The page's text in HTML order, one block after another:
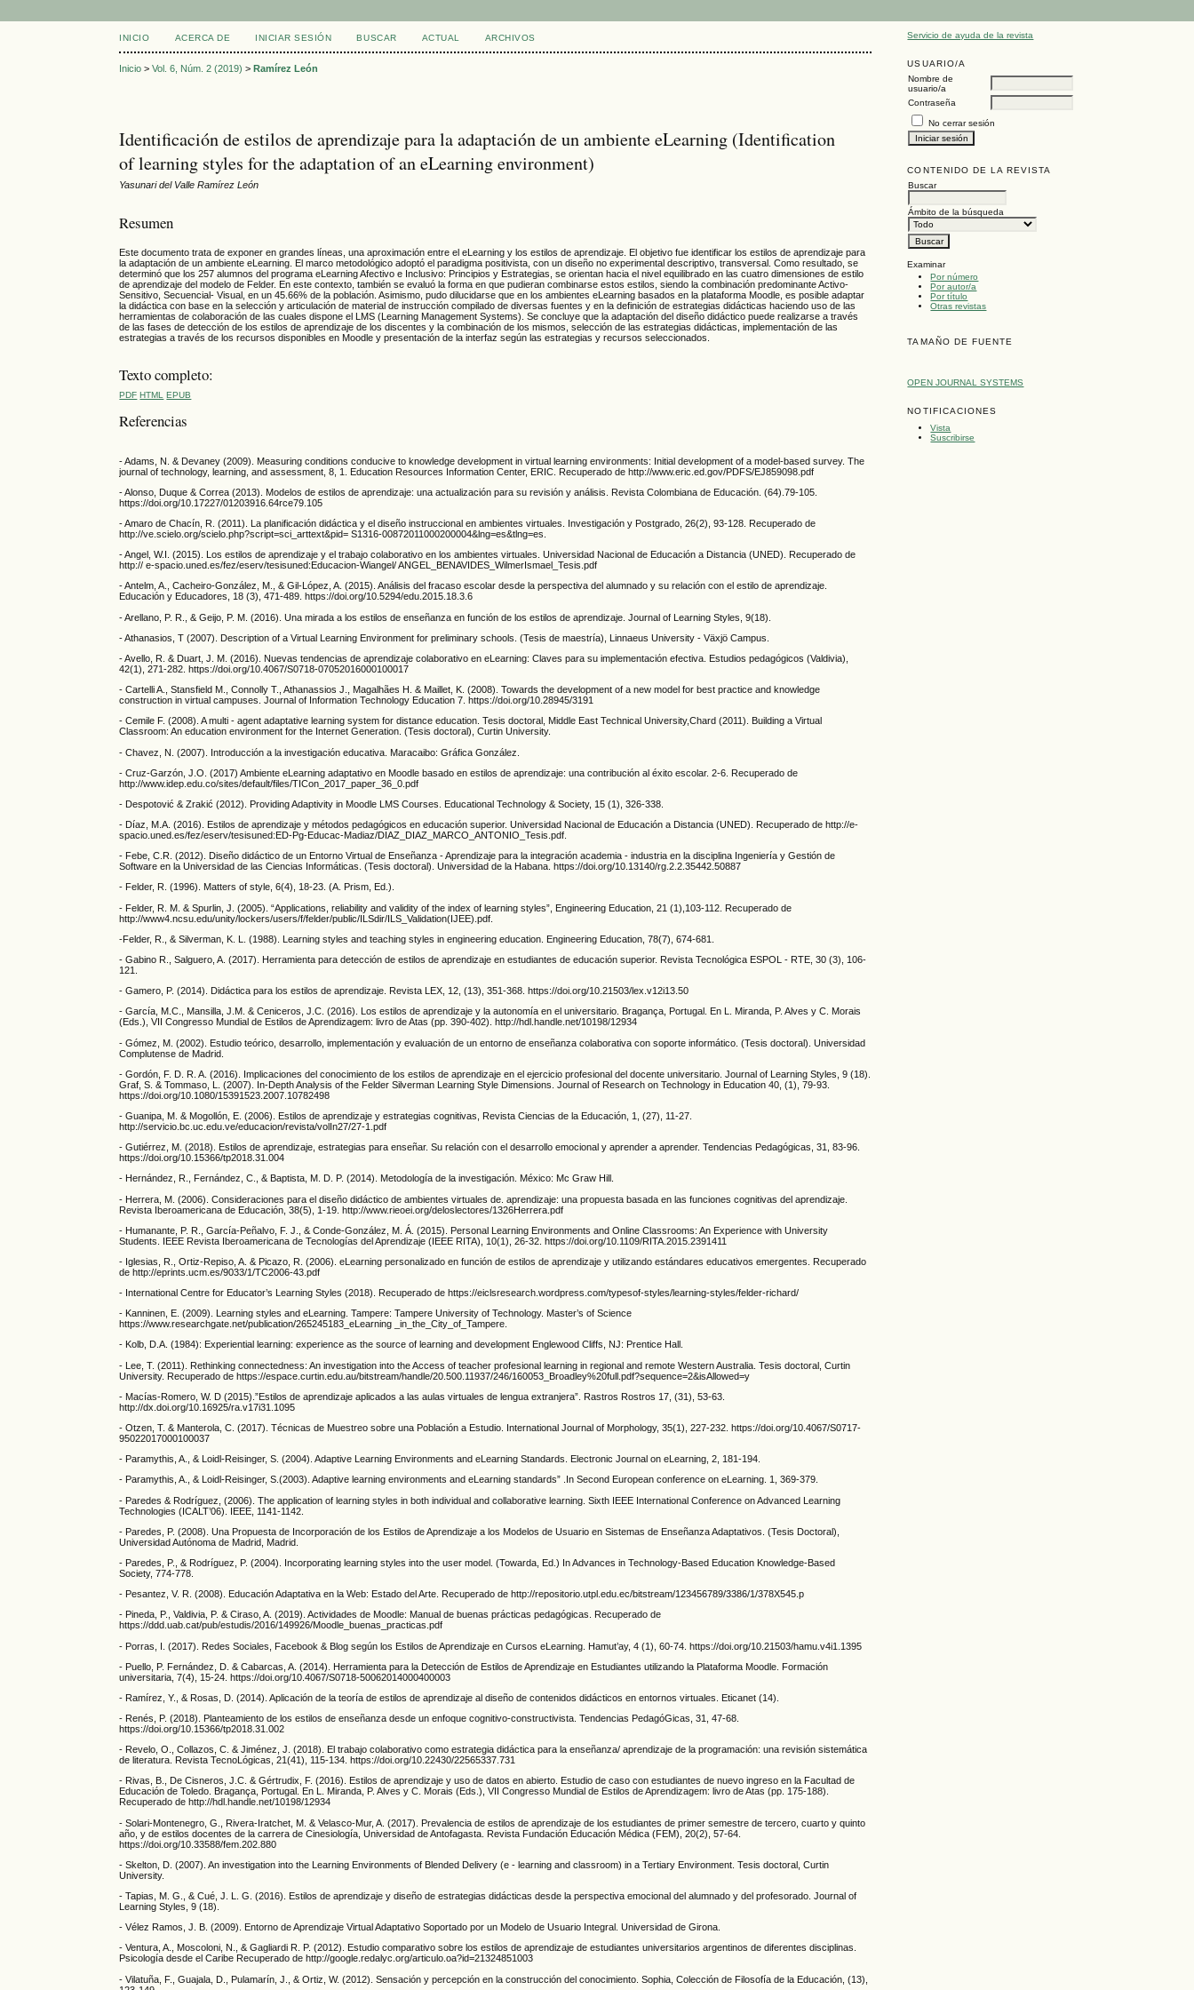
Servicio de ayuda de la revista
USUARIO/A
Nombre de
usuario/a
Contraseña
No cerrar sesión
CONTENIDO DE LA REVISTA
Buscar
Ámbito de la búsqueda
Examinar
Por número
Por autor/a
Por título
Otras revistas
TAMAÑO DE FUENTE
OPEN JOURNAL SYSTEMS
NOTIFICACIONES
Vista
Suscribirse
INICIO ACERCA DE INICIAR SESIÓN BUSCAR ACTUAL ARCHIVOS
Inicio >Vol. 6, Núm. 2 (2019) >Ramírez León
Identificación de estilos de aprendizaje para la adaptación de un ambiente eLearning (Identification
of learning styles for the adaptation of an eLearning environment)
Yasunari del Valle Ramírez León
Resumen
Este documento trata de exponer en grandes líneas, una aproximación entre el eLearning y los estilos de aprendizaje. El objetivo fue identificar los estilos de aprendizaje para
la adaptación de un ambiente eLearning. El marco metodológico adoptó el paradigma positivista, con un diseño no experimental descriptivo, transversal. Como resultado, se
determinó que los 257 alumnos del programa eLearning Afectivo e Inclusivo: Principios y Estrategias, se orientan hacia el nivel equilibrado en las cuatro dimensiones de estilo
de aprendizaje del modelo de Felder. En este contexto, también se evaluó la forma en que pudieran combinarse estos estilos, siendo la combinación predominante Activo-
Sensitivo, Secuencial- Visual, en un 45.66% de la población. Asimismo, pudo dilucidarse que en los ambientes eLearning basados en la plataforma Moodle, es posible adaptar
la didáctica con base en la selección y articulación de material de instrucción compilado de diversas fuentes y en la definición de estrategias didácticas haciendo uso de las
herramientas de colaboración de las cuales dispone el LMS (Learning Management Systems). Se concluye que la adaptación del diseño didáctico puede realizarse a través
de las fases de detección de los estilos de aprendizaje de los discentes y la combinación de los mismos, selección de las estrategias didácticas, implementación de las
estrategias a través de los recursos disponibles en Moodle y presentación de la interfaz según las estrategias y recursos seleccionados.
Texto completo:
PDF HTML EPUB
Referencias
- Adams, N. & Devaney (2009). Measuring conditions conducive to knowledge development in virtual learning environments: Initial development of a model-based survey. The
journal of technology, learning, and assessment, 8, 1. Education Resources Information Center, ERIC. Recuperado de http://www.eric.ed.gov/PDFS/EJ859098.pdf
- Alonso, Duque & Correa (2013). Modelos de estilos de aprendizaje: una actualización para su revisión y análisis. Revista Colombiana de Educación. (64).79-105.
https://doi.org/10.17227/01203916.64rce79.105
- Amaro de Chacín, R. (2011). La planificación didáctica y el diseño instruccional en ambientes virtuales. Investigación y Postgrado, 26(2), 93-128. Recuperado de
http://ve.scielo.org/scielo.php?script=sci_arttext&pid= S1316-00872011000200004&lng=es&tlng=es.
- Angel, W.I. (2015). Los estilos de aprendizaje y el trabajo colaborativo en los ambientes virtuales. Universidad Nacional de Educación a Distancia (UNED). Recuperado de
http:// e-spacio.uned.es/fez/eserv/tesisuned:Educacion-Wiangel/ ANGEL_BENAVIDES_WilmerIsmael_Tesis.pdf
- Antelm, A., Cacheiro-González, M., & Gil-López, A. (2015). Análisis del fracaso escolar desde la perspectiva del alumnado y su relación con el estilo de aprendizaje.
Educación y Educadores, 18 (3), 471-489. https://doi.org/10.5294/edu.2015.18.3.6
- Arellano, P. R., & Geijo, P. M. (2016). Una mirada a los estilos de enseñanza en función de los estilos de aprendizaje. Journal of Learning Styles, 9(18).
- Athanasios, T (2007). Description of a Virtual Learning Environment for preliminary schools. (Tesis de maestría), Linnaeus University - Växjö Campus.
- Avello, R. & Duart, J. M. (2016). Nuevas tendencias de aprendizaje colaborativo en eLearning: Claves para su implementación efectiva. Estudios pedagógicos (Valdivia),
42(1), 271-282. https://doi.org/10.4067/S0718-07052016000100017
- Cartelli A., Stansfield M., Connolly T., Athanassios J., Magalhães H. & Maillet, K. (2008). Towards the development of a new model for best practice and knowledge
construction in virtual campuses. Journal of Information Technology Education 7. https://doi.org/10.28945/3191
- Cemile F. (2008). A multi - agent adaptative learning system for distance education. Tesis doctoral, Middle East Technical University,Chard (2011). Building a Virtual
Classroom: An education environment for the Internet Generation. (Tesis doctoral), Curtin University.
- Chavez, N. (2007). Introducción a la investigación educativa. Maracaibo: Gráfica González.
- Cruz-Garzón, J.O. (2017) Ambiente eLearning adaptativo en Moodle basado en estilos de aprendizaje: una contribución al éxito escolar. 2-6. Recuperado de
http://www.idep.edu.co/sites/default/files/TICon_2017_paper_36_0.pdf
- Despotović & Zrakić (2012). Providing Adaptivity in Moodle LMS Courses. Educational Technology & Society, 15 (1), 326-338.
- Díaz, M.A. (2016). Estilos de aprendizaje y métodos pedagógicos en educación superior. Universidad Nacional de Educación a Distancia (UNED). Recuperado de http://e-
spacio.uned.es/fez/eserv/tesisuned:ED-Pg-Educac-Madiaz/DIAZ_DIAZ_MARCO_ANTONIO_Tesis.pdf.
- Febe, C.R. (2012). Diseño didáctico de un Entorno Virtual de Enseñanza - Aprendizaje para la integración academia - industria en la disciplina Ingeniería y Gestión de
Software en la Universidad de las Ciencias Informáticas. (Tesis doctoral). Universidad de la Habana. https://doi.org/10.13140/rg.2.2.35442.50887
- Felder, R. (1996). Matters of style, 6(4), 18-23. (A. Prism, Ed.).
- Felder, R. M. & Spurlin, J. (2005). “Applications, reliability and validity of the index of learning styles”, Engineering Education, 21 (1),103-112. Recuperado de
http://www4.ncsu.edu/unity/lockers/users/f/felder/public/ILSdir/ILS_Validation(IJEE).pdf.
-Felder, R., & Silverman, K. L. (1988). Learning styles and teaching styles in engineering education. Engineering Education, 78(7), 674-681.
- Gabino R., Salguero, A. (2017). Herramienta para detección de estilos de aprendizaje en estudiantes de educación superior. Revista Tecnológica ESPOL - RTE, 30 (3), 106-
121.
- Gamero, P. (2014). Didáctica para los estilos de aprendizaje. Revista LEX, 12, (13), 351-368. https://doi.org/10.21503/lex.v12i13.50
- García, M.C., Mansilla, J.M. & Ceniceros, J.C. (2016). Los estilos de aprendizaje y la autonomía en el universitario. Bragança, Portugal. En L. Miranda, P. Alves y C. Morais
(Eds.), VII Congresso Mundial de Estilos de Aprendizagem: livro de Atas (pp. 390-402). http://hdl.handle.net/10198/12934
- Gómez, M. (2002). Estudio teórico, desarrollo, implementación y evaluación de un entorno de enseñanza colaborativa con soporte informático. (Tesis doctoral). Universidad
Complutense de Madrid.
- Gordón, F. D. R. A. (2016). Implicaciones del conocimiento de los estilos de aprendizaje en el ejercicio profesional del docente universitario. Journal of Learning Styles, 9 (18).
Graf, S. & Tommaso, L. (2007). In-Depth Analysis of the Felder Silverman Learning Style Dimensions. Journal of Research on Technology in Education 40, (1), 79-93.
https://doi.org/10.1080/15391523.2007.10782498
- Guanipa, M. & Mogollón, E. (2006). Estilos de aprendizaje y estrategias cognitivas, Revista Ciencias de la Educación, 1, (27), 11-27.
http://servicio.bc.uc.edu.ve/educacion/revista/volIn27/27-1.pdf
- Gutiérrez, M. (2018). Estilos de aprendizaje, estrategias para enseñar. Su relación con el desarrollo emocional y aprender a aprender. Tendencias Pedagógicas, 31, 83-96.
https://doi.org/10.15366/tp2018.31.004
- Hernández, R., Fernández, C., & Baptista, M. D. P. (2014). Metodología de la investigación. México: Mc Graw Hill.
- Herrera, M. (2006). Consideraciones para el diseño didáctico de ambientes virtuales de. aprendizaje: una propuesta basada en las funciones cognitivas del aprendizaje.
Revista Iberoamericana de Educación, 38(5), 1-19. http://www.rieoei.org/deloslectores/1326Herrera.pdf
- Humanante, P. R., García-Peñalvo, F. J., & Conde-González, M. Á. (2015). Personal Learning Environments and Online Classrooms: An Experience with University
Students. IEEE Revista Iberoamericana de Tecnologías del Aprendizaje (IEEE RITA), 10(1), 26-32. https://doi.org/10.1109/RITA.2015.2391411
- Iglesias, R., Ortiz-Repiso, A. & Picazo, R. (2006). eLearning personalizado en función de estilos de aprendizaje y utilizando estándares educativos emergentes. Recuperado
de http://eprints.ucm.es/9033/1/TC2006-43.pdf
- International Centre for Educator’s Learning Styles (2018). Recuperado de https://eiclsresearch.wordpress.com/typesof-styles/learning-styles/felder-richard/
- Kanninen, E. (2009). Learning styles and eLearning. Tampere: Tampere University of Technology. Master’s of Science
https://www.researchgate.net/publication/265245183_eLearning _in_the_City_of_Tampere.
- Kolb, D.A. (1984): Experiential learning: experience as the source of learning and development Englewood Cliffs, NJ: Prentice Hall.
- Lee, T. (2011). Rethinking connectedness: An investigation into the Access of teacher profesional learning in regional and remote Western Australia. Tesis doctoral, Curtin
University. Recuperado de https://espace.curtin.edu.au/bitstream/handle/20.500.11937/246/160053_Broadley%20full.pdf?sequence=2&isAllowed=y
- Macías-Romero, W. D (2015).”Estilos de aprendizaje aplicados a las aulas virtuales de lengua extranjera”. Rastros Rostros 17, (31), 53-63.
http://dx.doi.org/10.16925/ra.v17i31.1095
- Otzen, T. & Manterola, C. (2017). Técnicas de Muestreo sobre una Población a Estudio. International Journal of Morphology, 35(1), 227-232. https://doi.org/10.4067/S0717-
95022017000100037
- Paramythis, A., & Loidl-Reisinger, S. (2004). Adaptive Learning Environments and eLearning Standards. Electronic Journal on eLearning, 2, 181-194.
- Paramythis, A., & Loidl-Reisinger, S.(2003). Adaptive learning environments and eLearning standards” .In Second European conference on eLearning. 1, 369-379.
- Paredes & Rodríguez, (2006). The application of learning styles in both individual and collaborative learning. Sixth IEEE International Conference on Advanced Learning
Technologies (ICALT’06). IEEE, 1141-1142.
- Paredes, P. (2008). Una Propuesta de Incorporación de los Estilos de Aprendizaje a los Modelos de Usuario en Sistemas de Enseñanza Adaptativos. (Tesis Doctoral),
Universidad Autónoma de Madrid, Madrid.
- Paredes, P., & Rodríguez, P. (2004). Incorporating learning styles into the user model. (Towarda, Ed.) In Advances in Technology-Based Education Knowledge-Based
Society, 774-778.
- Pesantez, V. R. (2008). Educación Adaptativa en la Web: Estado del Arte. Recuperado de http://repositorio.utpl.edu.ec/bitstream/123456789/3386/1/378X545.p
- Pineda, P., Valdivia, P. & Ciraso, A. (2019). Actividades de Moodle: Manual de buenas prácticas pedagógicas. Recuperado de
https://ddd.uab.cat/pub/estudis/2016/149926/Moodle_buenas_practicas.pdf
- Porras, I. (2017). Redes Sociales, Facebook & Blog según los Estilos de Aprendizaje en Cursos eLearning. Hamut’ay, 4 (1), 60-74. https://doi.org/10.21503/hamu.v4i1.1395
- Puello, P. Fernández, D. & Cabarcas, A. (2014). Herramienta para la Detección de Estilos de Aprendizaje en Estudiantes utilizando la Plataforma Moodle. Formación
universitaria, 7(4), 15-24. https://doi.org/10.4067/S0718-50062014000400003
- Ramírez, Y., & Rosas, D. (2014). Aplicación de la teoría de estilos de aprendizaje al diseño de contenidos didácticos en entornos virtuales. Eticanet (14).
- Renés, P. (2018). Planteamiento de los estilos de enseñanza desde un enfoque cognitivo-constructivista. Tendencias PedagóGicas, 31, 47-68.
https://doi.org/10.15366/tp2018.31.002
- Revelo, O., Collazos, C. & Jiménez, J. (2018). El trabajo colaborativo como estrategia didáctica para la enseñanza/ aprendizaje de la programación: una revisión sistemática
de literatura. Revista TecnoLógicas, 21(41), 115-134. https://doi.org/10.22430/22565337.731
- Rivas, B., De Cisneros, J.C. & Gértrudix, F. (2016). Estilos de aprendizaje y uso de datos en abierto. Estudio de caso con estudiantes de nuevo ingreso en la Facultad de
Educación de Toledo. Bragança, Portugal. En L. Miranda, P. Alves y C. Morais (Eds.), VII Congresso Mundial de Estilos de Aprendizagem: livro de Atas (pp. 175-188).
Recuperado de http://hdl.handle.net/10198/12934
- Solari-Montenegro, G., Rivera-Iratchet, M. & Velasco-Mur, A. (2017). Prevalencia de estilos de aprendizaje de los estudiantes de primer semestre de tercero, cuarto y quinto
año, y de estilos docentes de la carrera de Cinesiología, Universidad de Antofagasta. Revista Fundación Educación Médica (FEM), 20(2), 57-64.
https://doi.org/10.33588/fem.202.880
- Skelton, D. (2007). An investigation into the Learning Environments of Blended Delivery (e - learning and classroom) in a Tertiary Environment. Tesis doctoral, Curtin
University.
- Tapias, M. G., & Cué, J. L. G. (2016). Estilos de aprendizaje y diseño de estrategias didácticas desde la perspectiva emocional del alumnado y del profesorado. Journal of
Learning Styles, 9 (18).
- Vélez Ramos, J. B. (2009). Entorno de Aprendizaje Virtual Adaptativo Soportado por un Modelo de Usuario Integral. Universidad de Girona.
- Ventura, A., Moscoloni, N., & Gagliardi R. P. (2012). Estudio comparativo sobre los estilos de aprendizaje de estudiantes universitarios argentinos de diferentes disciplinas.
Psicología desde el Caribe Recuperado de http://google.redalyc.org/articulo.oa?id=21324851003
- Vilatuña, F., Guajala, D., Pulamarín, J., & Ortiz, W. (2012). Sensación y percepción en la construcción del conocimiento. Sophia, Colección de Filosofía de la Educación, (13),